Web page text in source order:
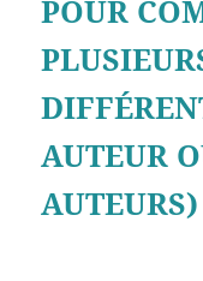
POUR
AUTEUR